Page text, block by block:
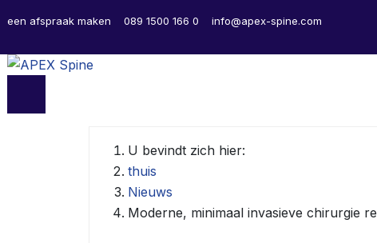
een afspraak maken 089 1500 166 0 info@apex-spine.com
U bevindt zich hier:
thuis
Nieuws
Moderne, minimaal invasieve chirurgie